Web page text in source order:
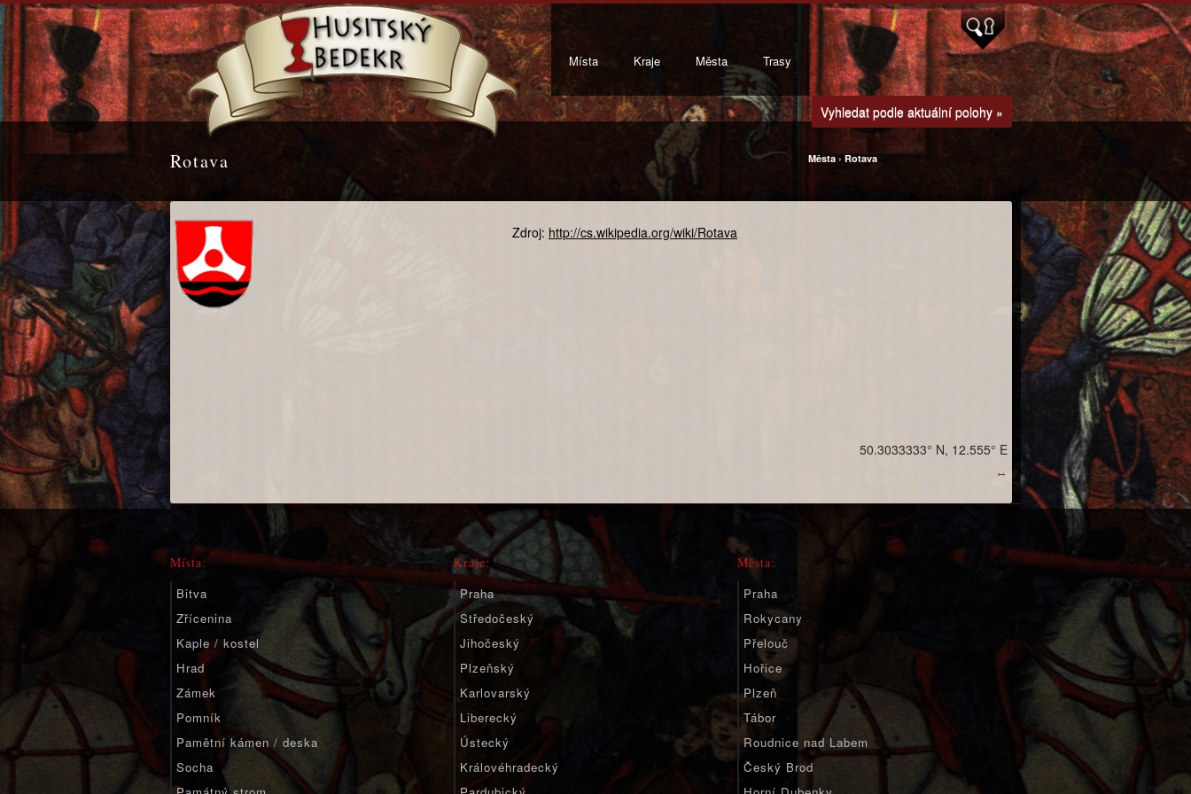
Místa Kraje Města Trasy
Vyhledat podle aktuální polohy »
Rotava Města ›Rotava
Zdroj: http://cs.wikipedia.org/wiki/Rotava
↔
50.3033333° N, 12.555° E
Místa:
Bitva
Zřícenina
Kaple / kostel
Hrad
Zámek
Pomník
Pamětní kámen / deska
Socha
Kraje:
Praha
Středočeský
Jihočeský
Plzeňský
Karlovarský
Liberecký
Ústecký
Královéhradecký
Města:
Praha
Rokycany
Přelouč
Hořice
Plzeň
Tábor
Roudnice nad Labem
Český Brod